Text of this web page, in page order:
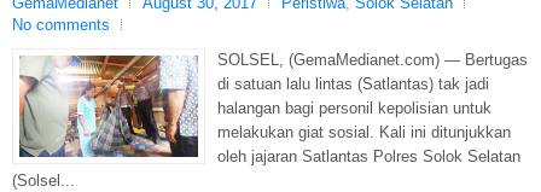
No comments
SOLSEL, (GemaMedianet.com) — Bertugas
di satuan lalu lintas (Satlantas) tak jadi
halangan bagi personil kepolisian untuk
melakukan giat sosial. Kali ini ditunjukkan
oleh jajaran Satlantas Polres Solok Selatan
(Solsel...